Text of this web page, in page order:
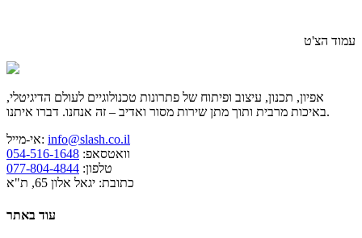
עמוד הצ'ט
אפיון, תכנון, עיצוב ופיתוח של פתרונות טכנולוגיים לעולם הדיגיטלי,
באיכות מרבית ותוך מתן שירות מסור ואדיב – זה אנחנו. דברו איתנו.
אי-מייל: info@slash.co.il
וואטסאפ: 054-516-1648
טלפון: 077-804-4844
כתובת: יגאל אלון 65, ת"א
עוד באתר